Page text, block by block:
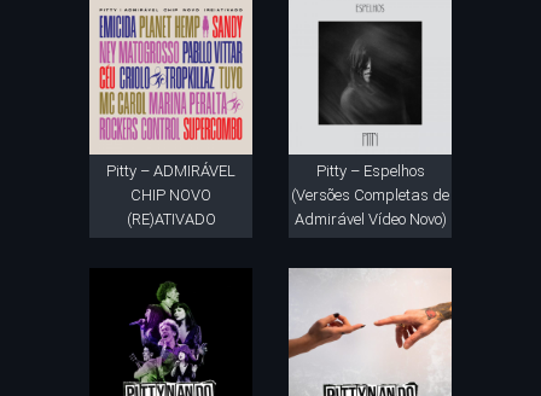
Pitty – ADMIRÁVEL
CHIP NOVO
(RE)ATIVADO
Pitty – Espelhos
(Versões Completas de
Admirável Vídeo Novo)